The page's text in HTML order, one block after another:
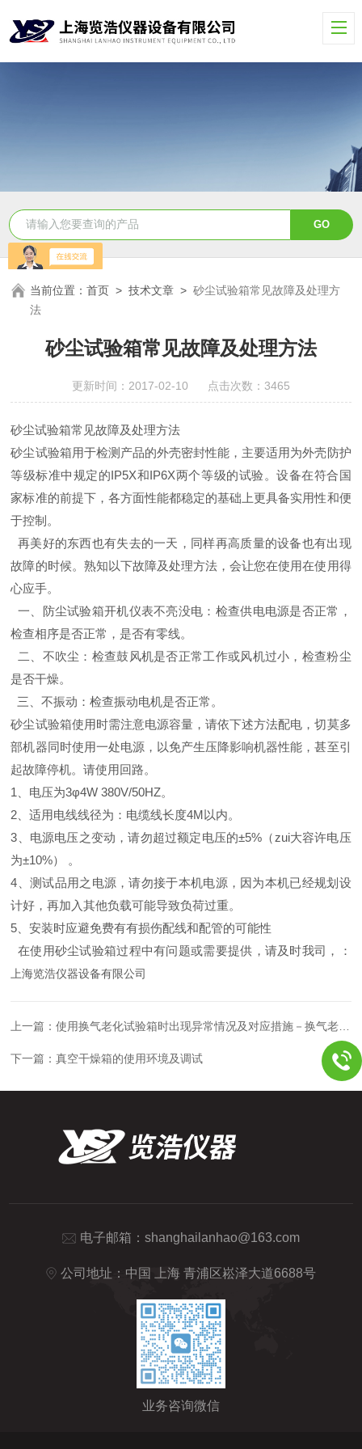
当前位置：首页 >技术文章 >砂尘试验箱常见故障及处理方
法
砂尘试验箱常见故障及处理方法
更新时间：2017-02-10 点击次数：3465
砂尘试验箱常见故障及处理方法
砂尘试验箱用于检测产品的外壳密封性能，主要适用为外壳防护
等级标准中规定的IP5X和IP6X两个等级的试验。设备在符合国
家标准的前提下，各方面性能都稳定的基础上更具备实用性和便
于控制。
再美好的东西也有失去的一天，同样再高质量的设备也有出现
故障的时候。熟知以下故障及处理方法，会让您在使用在使用得
心应手。
一、防尘试验箱开机仪表不亮没电：检查供电电源是否正常，
检查相序是否正常，是否有零线。
二、不吹尘：检查鼓风机是否正常工作或风机过小，检查粉尘
是否干燥。
三、不振动：检查振动电机是否正常。
砂尘试验箱使用时需注意电源容量，请依下述方法配电，切莫多
部机器同时使用一处电源，以免产生压降影响机器性能，甚至引
起故障停机。请使用回路。
1、电压为3φ4W 380V/50HZ。
2、适用电线线径为：电缆线长度4M以内。
3、电源电压之变动，请勿超过额定电压的±5%（zui大容许电压
为±10%） 。
4、测试品用之电源，请勿接于本机电源，因为本机已经规划设
计好，再加入其他负载可能导致负荷过重。
5、安装时应避免费有有损伤配线和配管的可能性
在使用砂尘试验箱过程中有问题或需要提供 ， 请及时我司 ， ：
上海览浩仪器设备有限公司
上一篇：使用换气老化试验箱时出现异常情况及对应措施－换气老化试验箱
下一篇：真空干燥箱的使用环境及调试
电子邮箱： shanghailanhao@163.com
公司地址：中国 上海 青浦区崧泽大道6688号
业务咨询微信